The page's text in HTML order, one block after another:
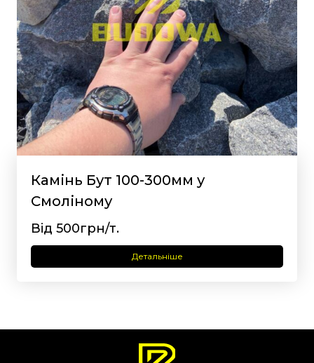
Камінь Бут 100-300мм у
Смоліному
Від 500грн/т.
Детальніше